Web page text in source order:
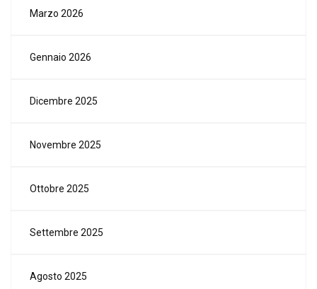
Marzo 2026
Gennaio 2026
Dicembre 2025
Novembre 2025
Ottobre 2025
Settembre 2025
Agosto 2025